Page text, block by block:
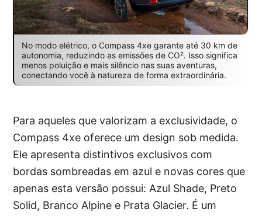
No modo elétrico, o Compass 4xe garante até 30 km de
autonomia, reduzindo as emissões de CO². Isso significa
menos poluição e mais silêncio nas suas aventuras,
conectando você à natureza de forma extraordinária.
Para aqueles que valorizam a exclusividade, o
Compass 4xe oferece um design sob medida.
Ele apresenta distintivos exclusivos com
bordas sombreadas em azul e novas cores que
apenas esta versão possui: Azul Shade, Preto
Solid, Branco Alpine e Prata Glacier. É um